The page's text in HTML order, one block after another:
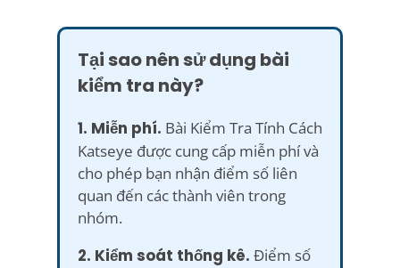
Tại sao nên sử dụng bài
kiểm tra này?
1. Miễn phí. Bài Kiểm Tra Tính Cách
Katseye được cung cấp miễn phí và
cho phép bạn nhận điểm số liên
quan đến các thành viên trong
nhóm.
2. Kiểm soát thống kê. Điểm số